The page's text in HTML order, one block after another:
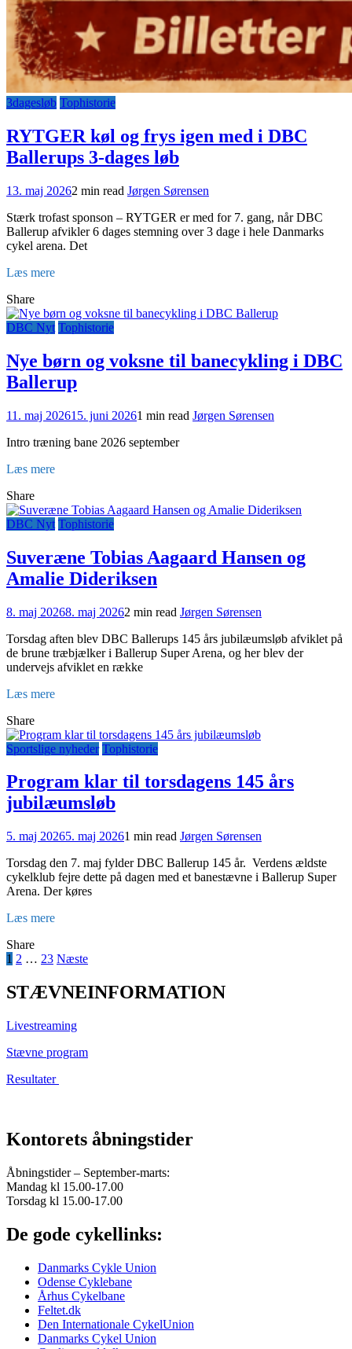
3dagesløb Tophistorie
RYTGER køl og frys igen med i DBC
Ballerups 3-dages løb
13. maj 20262 min read Jørgen Sørensen
Stærk trofast sponson – RYTGER er med for 7. gang, når DBC
Ballerup afvikler 6 dages stemning over 3 dage i hele Danmarks
cykel arena. Det
Læs mere
Share
DBC Nyt Tophistorie
Nye børn og voksne til banecykling i DBC
Ballerup
11. maj 202615. juni 20261 min read Jørgen Sørensen
Intro træning bane 2026 september
Læs mere
Share
DBC Nyt Tophistorie
Suveræne Tobias Aagaard Hansen og
Amalie Dideriksen
8. maj 20268. maj 20262 min read Jørgen Sørensen
Torsdag aften blev DBC Ballerups 145 års jubilæumsløb afviklet på
de brune træbjælker i Ballerup Super Arena, og her blev der
undervejs afviklet en række
Læs mere
Share
Sportslige nyheder Tophistorie
Program klar til torsdagens 145 års
jubilæumsløb
5. maj 20265. maj 20261 min read Jørgen Sørensen
Torsdag den 7. maj fylder DBC Ballerup 145 år. Verdens ældste
cykelklub fejre dette på dagen med et banestævne i Ballerup Super
Arena. Der køres
Læs mere
Share
Indlægsinddeling
1 2 … 23 Næste
STÆVNEINFORMATION
Livestreaming
Stævne program
Resultater
Kontorets åbningstider
Åbningstider – September-marts:
Mandag kl 15.00-17.00
Torsdag kl 15.00-17.00
De gode cykellinks:
Danmarks Cykle Union
Odense Cyklebane
Århus Cykelbane
Feltet.dk
Den Internationale CykelUnion
Danmarks Cykel Union